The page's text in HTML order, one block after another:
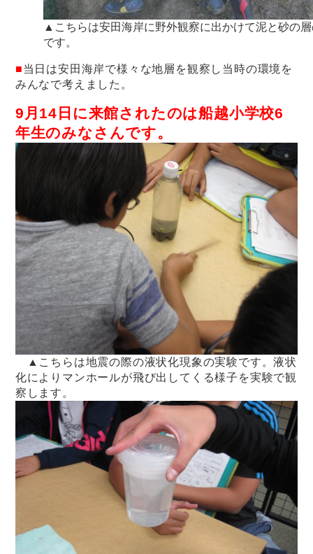
▲こちらは安田海岸に野外観察に出かけて泥と砂の
です。
■当日は安田海岸で様々な地層を観察し当時の環境を
みんなで考えました。
9月14日に来館されたのは船越小学校6
年生のみなさんです。
▲こちらは地震の際の液状化現象の実験です。液状
化によりマンホールが飛び出してくる様子を実験で観
察します。